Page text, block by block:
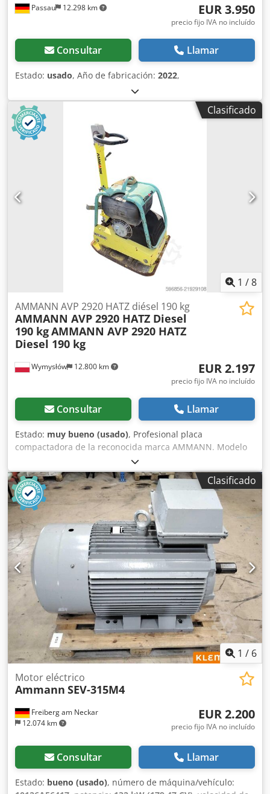
Passau 12.298 km EUR 3.950
precio fijo IVA no incluído
Consultar Llamar
Estado: usado, Año de fabricación: 2022,
Clasificado
1 /8
Wymysłów 12.800 km
AMMANN AVP 2920 HATZ diésel 190 kg
AMMANN AVP 2920 HATZ Diesel
190 kgAMMANN AVP 2920 HATZ
Diesel 190 kg
EUR 2.197
precio fijo IVA no incluído
Consultar Llamar
Estado: muy bueno (usado), Profesional placa
compactadora de la reconocida marca AMMANN. Modelo
AVP 2920 equipado con un fiable motor diésel HATZ de 5
kW. La máquina está destinada a trabajos profesionales de
pavimentación, construcción de carreteras, así como para
la compactación de suelos, adoquines, lechos de arena y
asfalto. Equipo completamente mecánico, robusta
construcción alemana. Condición visual acorde con las
fotos: desgaste normal por uso. Datos técnicos: Dkodpsy
Sifyefx Ak Ujr • Fabricante: AMMANN • Modelo: AVP 2920 •
Año de fabricación: 1999 • Motor: HATZ Diesel • Tipo de
motor: 1B30-6 • Potencia: 5 kW • Peso operativo: 190 kg •
Arranque manual • Fabricado en Alemania Aplicaciones: •
Compactación de adoquines • Trabajos de pavimentación •
Trabajos viales • Compactación de suelos y lechos de arena
• Excavaciones y cimentaciones Estado: Máquina usada,
completa. Motor HATZ: unidad diésel duradera y valorada.
Clasificado
1 / 6
Freiberg am Neckar
12.074 km
Motor eléctrico
Ammann SEV-315M4
EUR 2.200
precio fijo IVA no incluído
Consultar Llamar
Estado: bueno (usado), número de máquina/vehículo: